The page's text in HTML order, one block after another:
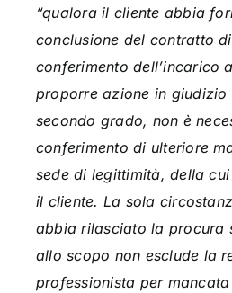
“qualora il cliente abbia
conclusione del contratto
conferimento dell’incarico
proporre azione in giudizio
secondo grado, non è
conferimento di ulteriore
sede di legittimità, della
il cliente. La sola
abbia rilasciato la procura
allo scopo non esclude la
professionista per